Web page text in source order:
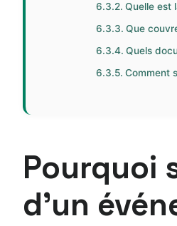
Quelle est
Que
Quels
Comment
Pourquoi
d’un